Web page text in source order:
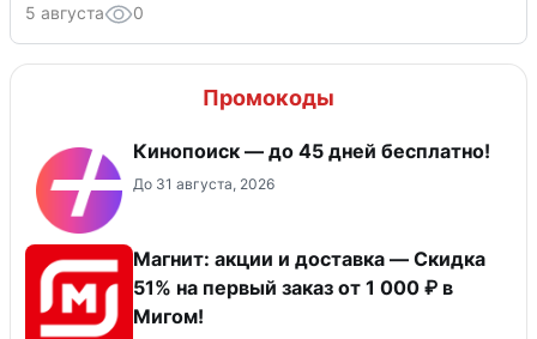
5 августа 0
Промокоды
Кинопоиск — до 45 дней бесплатно!
До 31 августа, 2026
Магнит: акции и доставка — Скидка
51% на первый заказ от 1 000 ₽ в
Мигом!